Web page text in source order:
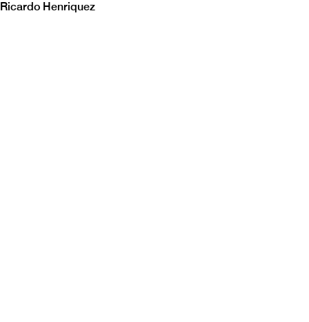
Ricardo Henriquez